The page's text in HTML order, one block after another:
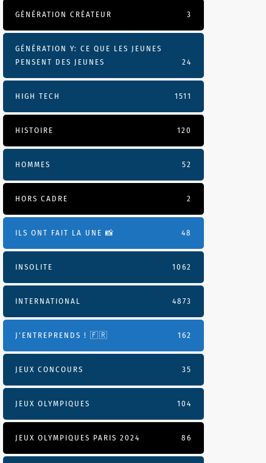
GÉNÉRATION CRÉATEUR 3
GÉNÉRATION Y: CE QUE LES JEUNES
PENSENT DES JEUNES
24
HIGH TECH 1511
HISTOIRE 120
HOMMES 52
HORS CADRE 2
ILS ONT FAIT LA UNE 📸 48
INSOLITE 1062
INTERNATIONAL 4873
J'ENTREPRENDS ! 🇫🇷 162
JEUX CONCOURS 35
JEUX OLYMPIQUES 104
JEUX OLYMPIQUES PARIS 2024 86